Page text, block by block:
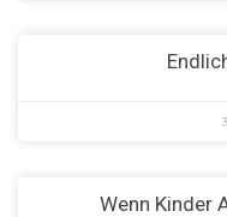
Wenn Kinder